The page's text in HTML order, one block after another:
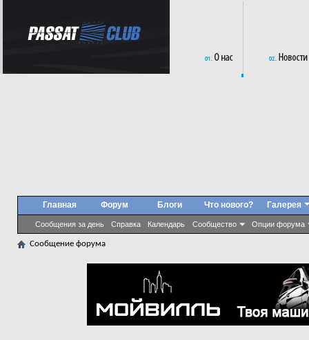
Главная Форум
Сообщения за день Справка Календарь Сообщество Опции форума
Блоги Что нового? Галерея
Сообщение форума